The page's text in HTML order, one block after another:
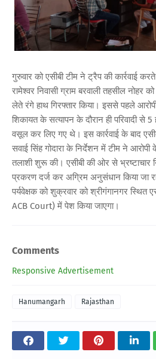
गुरुवार को एसीबी टीम ने ट्रैप की कार्रवाई
रामेश्वर निवासी ग्राम बरवाली तहसील नोहर
लेते रंगे हाथ गिरफ्तार किया। इससे पहले
शिकायत के सत्यापन के दौरान ही परिवादी से
वसूल कर लिए गए थे। इस कार्रवाई के बाद
सवाई सिंह गोदारा के निर्देशन में टीम ने
तलाशी शुरू की। एसीबी की ओर से भ्रष्टाचार
प्रकरण दर्ज कर अग्रिम अनुसंधान किया जा
पर्यवेक्षक को शुक्रवार को श्रीगंगानगर स्थित
ACB Court) में पेश किया जाएगा।
Comments
Responsive Advertisement
Hanumangarh Rajasthan